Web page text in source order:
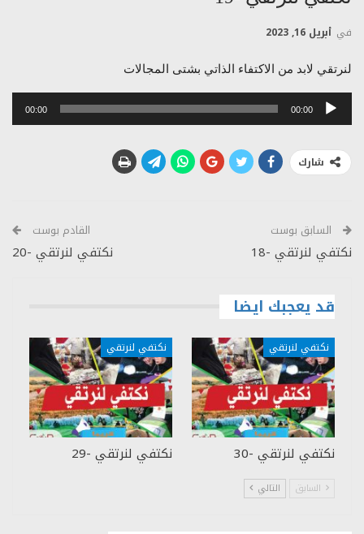
في أبريل 16, 2023
لنرتقي لابد من الاكتفاء الذاتي بشتى المجالات
مشغل
00:00
00:00
شارك
السابق بوست
نكتفي لنرتقي -18
القادم بوست
نكتفي لنرتقي -20
قد يعجبك ايضا
نكتفي لنرتقي
نكتفي لنرتقي -30
نكتفي لنرتقي
نكتفي لنرتقي -29
السابق التالي